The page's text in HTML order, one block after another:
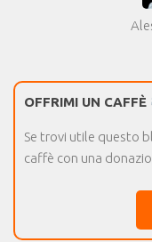
OFFRIMI UN CAFFÈ
Se trovi utile questo
caffè con una